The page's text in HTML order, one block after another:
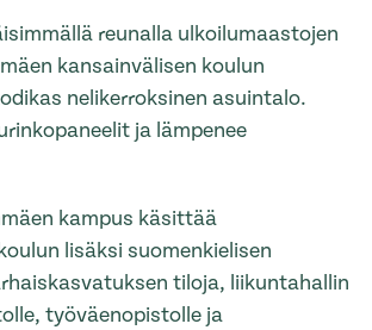
reunalla ulkoilumaastojen
kansainvälisen koulun
nelikerroksinen asuintalo.
ja lämpenee
kampus käsittää
lisäksi suomenkielisen
tiloja, liikuntahallin
työväenopistolle ja